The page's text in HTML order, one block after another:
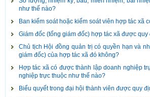
như thế nào?
Ban kiểm soát hoặc kiểm soát viên hợp tác xã
Giám đốc (tổng giám đốc) hợp tác xã được
Chủ tịch Hội đồng quản trị có quyền hạn và
giám đốc) của hợp tác xã đó không?
Hợp tác xã có được thành lập doanh nghiệp
nghiệp trực thuộc như thế nào?
Biểu quyết trong đại hội thành viên được quy